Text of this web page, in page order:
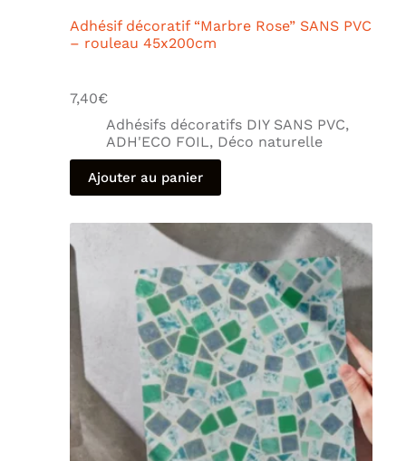
Adhésif décoratif “Marbre Rose” SANS PVC
– rouleau 45x200cm
7,40€
Adhésifs décoratifs DIY SANS PVC,
ADH'ECO FOIL, Déco naturelle
Ajouter au panier